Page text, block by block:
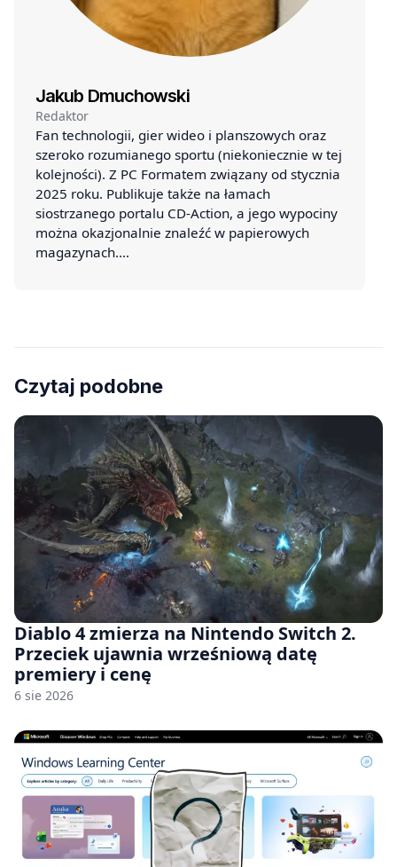
Jakub Dmuchowski
Redaktor
Fan technologii, gier wideo i planszowych oraz
szeroko rozumianego sportu (niekoniecznie w tej
kolejności). Z PC Formatem związany od stycznia
2025 roku. Publikuje także na łamach
siostrzanego portalu CD-Action, a jego wypociny
można okazjonalnie znaleźć w papierowych
magazynach.…
Czytaj podobne
Diablo 4 zmierza na Nintendo Switch 2.
Przeciek ujawnia wrześniową datę
premiery i cenę
6 sie 2026